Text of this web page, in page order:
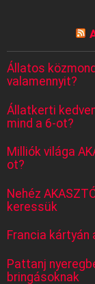
Állatos
valamennyit?
Állatkerti
mind a 6-ot?
Milliók világa
ot?
Nehéz
keressük
Francia kártyán
Pattanj
bringásoknak